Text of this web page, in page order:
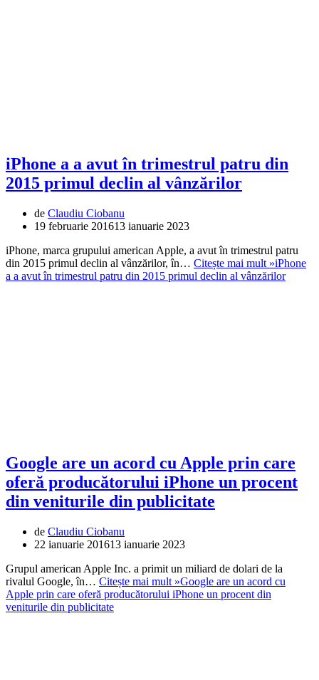
iPhone a a avut în trimestrul patru din
2015 primul declin al vânzărilor
de Claudiu Ciobanu
19 februarie 201613 ianuarie 2023
iPhone, marca grupului american Apple, a avut în trimestrul patru
din 2015 primul declin al vânzărilor, în… Citește mai mult »iPhone
a a avut în trimestrul patru din 2015 primul declin al vânzărilor
Google are un acord cu Apple prin care
oferă producătorului iPhone un procent
din veniturile din publicitate
de Claudiu Ciobanu
22 ianuarie 201613 ianuarie 2023
Grupul american Apple Inc. a primit un miliard de dolari de la
rivalul Google, în… Citește mai mult »Google are un acord cu
Apple prin care oferă producătorului iPhone un procent din
veniturile din publicitate